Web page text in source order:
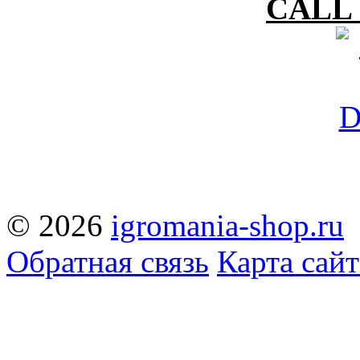
CALL
© 2026 igromania-shop.ru
Обратная связь Карта